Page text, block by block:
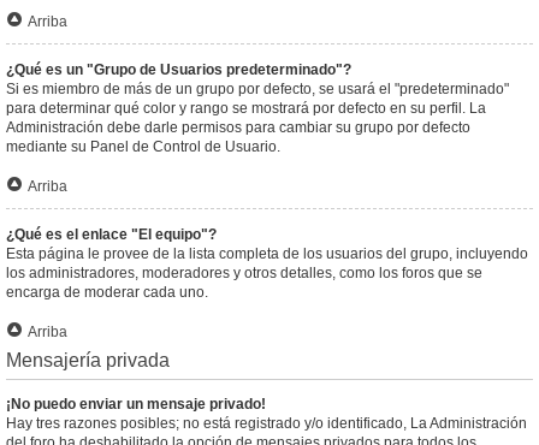
Arriba
¿Qué es un "Grupo de Usuarios predeterminado"?
Si es miembro de más de un grupo por defecto, se usará el "predeterminado"
para determinar qué color y rango se mostrará por defecto en su perfil. La
Administración debe darle permisos para cambiar su grupo por defecto
mediante su Panel de Control de Usuario.
Arriba
¿Qué es el enlace "El equipo"?
Esta página le provee de la lista completa de los usuarios del grupo, incluyendo
los administradores, moderadores y otros detalles, como los foros que se
encarga de moderar cada uno.
Arriba
Mensajería privada
¡No puedo enviar un mensaje privado!
Hay tres razones posibles; no está registrado y/o identificado, La Administración